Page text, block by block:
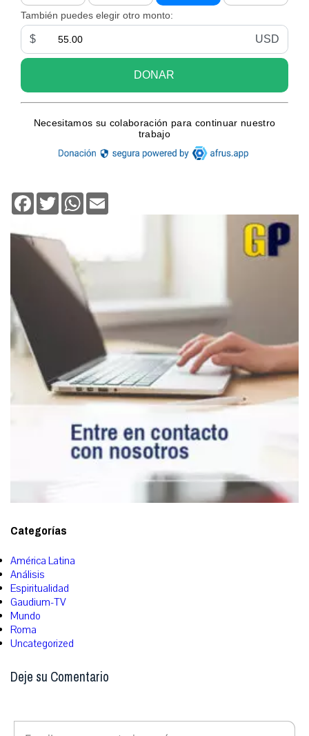
Facebook
TwitterWhatsApp
Categorías
América Latina
Análisis
Espiritualidad
Gaudium-TV
Mundo
Roma
Uncategorized
Deje su Comentario